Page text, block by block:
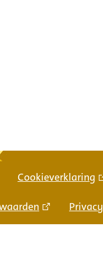
Cookieverklaring
Privacy